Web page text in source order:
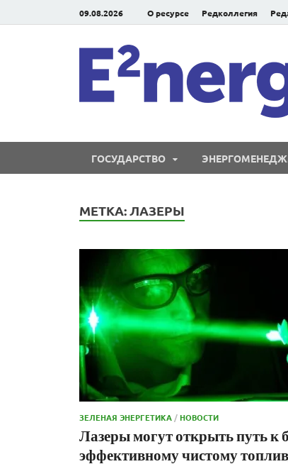
09.08.2026 О ресурсе Редколлегия
ГОСУДАРСТВО
МЕТКА:ЛАЗЕРЫ
ЗЕЛЕНАЯ ЭНЕРГЕТИКА /НОВОСТИ
Лазеры могут открыть путь к
эффективному чистому